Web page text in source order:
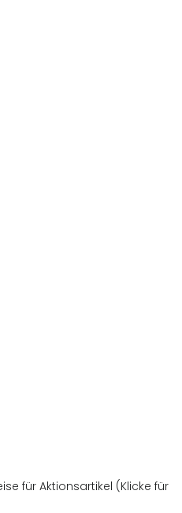
für Aktionsartikel (Klicke für